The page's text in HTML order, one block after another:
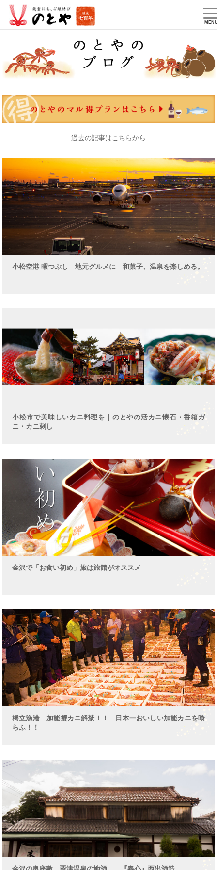
過去の記事はこちらから
小松空港 暇つぶし 地元グルメに 和菓子、温泉を楽しめる。
小松市で美味しいカニ料理を｜のとやの活カニ懐石・香箱ガ
ニ・カニ刺し
金沢で「お食い初め」旅は旅館がオススメ
橋立漁港 加能蟹カニ解禁！！ 日本一おいしい加能カニを喰
らふ！！